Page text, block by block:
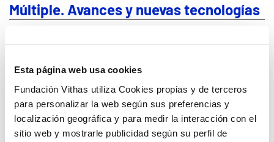
Esta página web usa cookies
Fundación Vithas utiliza Cookies propias y de terceros
para personalizar la web según sus preferencias y
localización geográfica y para medir la interacción con el
sitio web y mostrarle publicidad según su perfil de
Múltiple. Avances y nuevas tecnologías
Fecha: 22 de junio
Hora: 17:00
Conectarse al directo aquí